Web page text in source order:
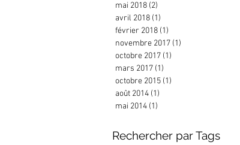
mai 2018 (2)
avril 2018 (1)
février 2018 (1)
novembre 2017 (1)
octobre 2017 (1)
mars 2017 (1)
octobre 2015 (1)
août 2014 (1)
mai 2014 (1)
Rechercher par Tags